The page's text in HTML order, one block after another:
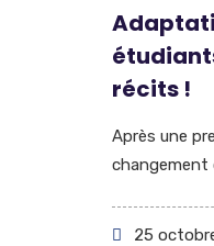
récits !
Après une
changement
25